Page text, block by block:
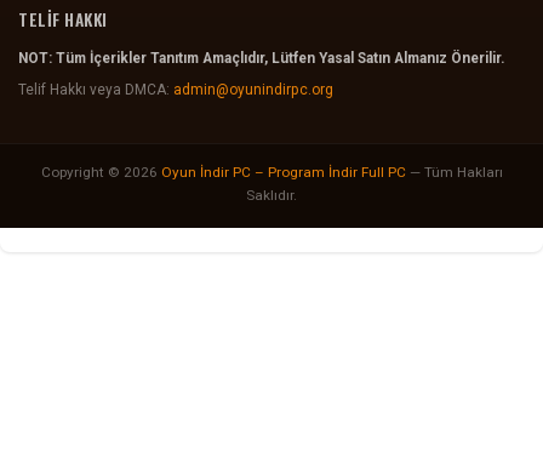
TELİF HAKKI
NOT: Tüm İçerikler Tanıtım Amaçlıdır, Lütfen Yasal Satın Almanız Önerilir.
Telif Hakkı veya DMCA: admin@oyunindirpc.org
Copyright © 2026 Oyun İndir PC – Program İndir Full PC — Tüm Hakları
Saklıdır.